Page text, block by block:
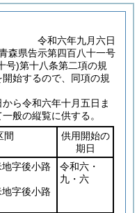
令和六年九月六日
森県告示第四百八十一号
号)第十八条第二項の規
始するので、同項の規
ら令和六年十月五日ま
般の縦覧に供する。
間
供用開始の
期日
字後小路
字後小路
令和六・
九・六